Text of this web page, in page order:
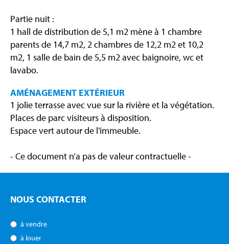
Partie nuit :
1 hall de distribution de 5,1 m2 mène à 1 chambre
parents de 14,7 m2, 2 chambres de 12,2 m2 et 10,2
m2, 1 salle de bain de 5,5 m2 avec baignoire, wc et
lavabo.
AMÉNAGEMENT EXTÉRIEUR
1 jolie terrasse avec vue sur la rivière et la végétation.
Places de parc visiteurs à disposition.
Espace vert autour de l’immeuble.
- Ce document n’a pas de valeur contractuelle -
NOUS CONTACTER
à vendre
à louer